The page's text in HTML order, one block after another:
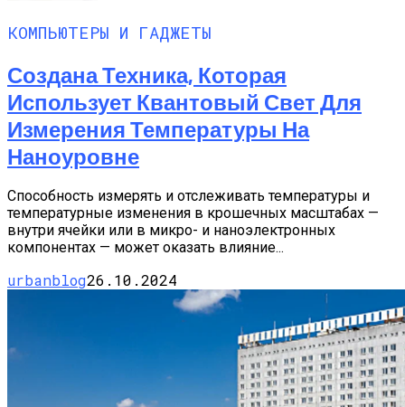
КОМПЬЮТЕРЫ И ГАДЖЕТЫ
Создана Техника, Которая
Использует Квантовый Свет Для
Измерения Температуры На
Наноуровне
Способность измерять и отслеживать температуры и
температурные изменения в крошечных масштабах —
внутри ячейки или в микро- и наноэлектронных
компонентах — может оказать влияние...
urbanblog26.10.2024